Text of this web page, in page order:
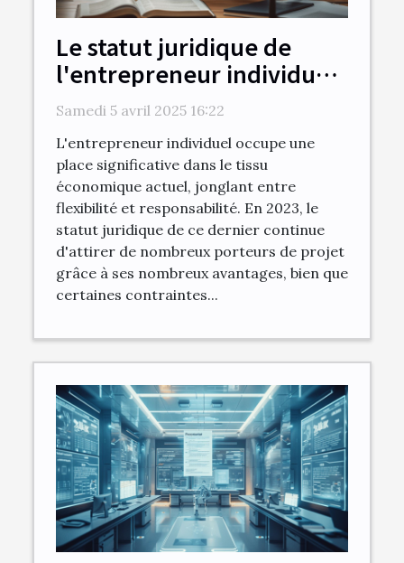
Le statut juridique de
l'entrepreneur individuel
en 2023 avantages et
Samedi 5 avril 2025 16:22
L'entrepreneur individuel occupe une
place significative dans le tissu
économique actuel, jonglant entre
flexibilité et responsabilité. En 2023, le
statut juridique de ce dernier continue
d'attirer de nombreux porteurs de projet
grâce à ses nombreux avantages, bien que
certaines contraintes...